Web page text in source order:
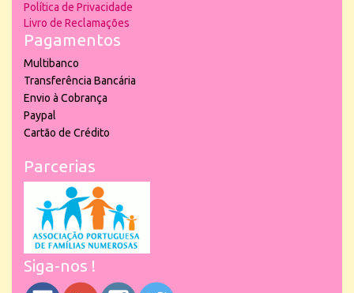
Política de Privacidade
Livro de Reclamações
Pagamentos
Multibanco
Transferência Bancária
Envio à Cobrança
Paypal
Cartão de Crédito
Parcerias
Siga-nos !